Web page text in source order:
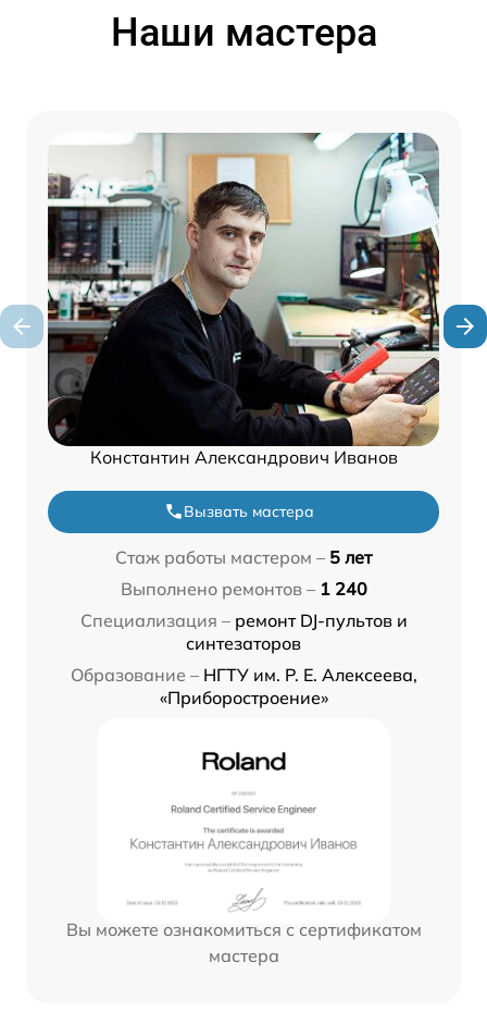
Наши мастера
Константин Александрович Иванов
Вызвать мастера
Стаж работы мастером – 5 лет
Выполнено ремонтов – 1 240
Специализация – ремонт DJ-пультов и
синтезаторов
Образование – НГТУ им. Р. Е. Алексеева,
«Приборостроение»
Вы можете ознакомиться с сертификатом
мастера